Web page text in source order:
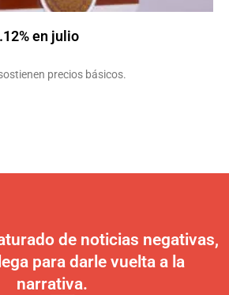
en julio
precios básicos.
de noticias negativas,
para darle vuelta a la
narrativa.